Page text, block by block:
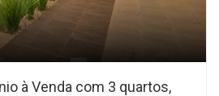
à Venda com 3 quartos,